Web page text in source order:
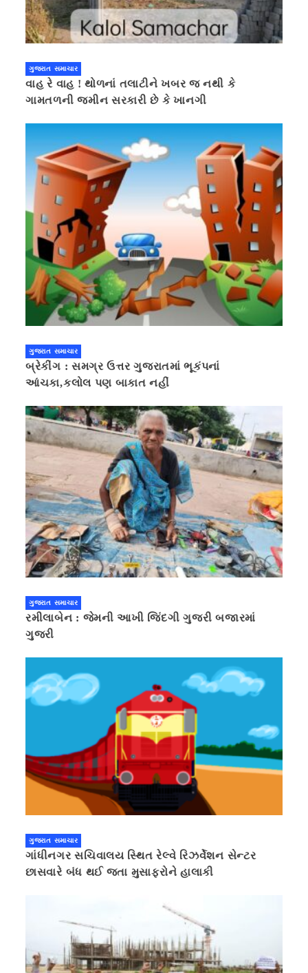
ગુજરાત સમાચાર
વાહ રે વાહ ! થોળનાં તલાટીને ખબર જ નથી કે
ગામતળની જમીન સરકારી છે કે ખાનગી
ગુજરાત સમાચાર
બ્રેકીંગ : સમગ્ર ઉત્તર ગુજરાતમાં ભૂકંપનાં
આંચકા,કલોલ પણ બાકાત નહીં
ગુજરાત સમાચાર
રમીલાબેન : જેમની આખી જિંદગી ગુજરી બજારમાં
ગુજરી
ગુજરાત સમાચાર
ગાંધીનગર સચિવાલય સ્થિત રેલ્વે રિઝર્વેશન સેન્ટર
છાસવારે બંધ થઈ જતા મુસાફરોને હાલાકી